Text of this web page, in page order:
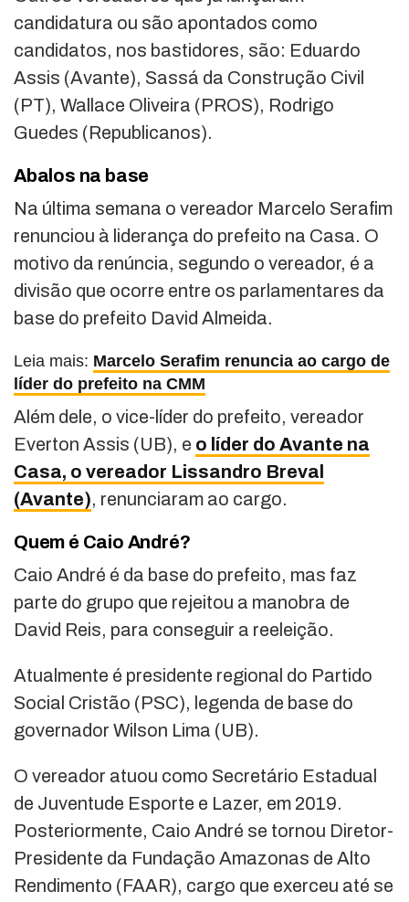
candidatura ou são apontados como
candidatos, nos bastidores, são: Eduardo
Assis (Avante), Sassá da Construção Civil
(PT), Wallace Oliveira (PROS), Rodrigo
Guedes (Republicanos).
Abalos na base
Na última semana o vereador Marcelo Serafim
renunciou à liderança do prefeito na Casa. O
motivo da renúncia, segundo o vereador, é a
divisão que ocorre entre os parlamentares da
base do prefeito David Almeida.
Leia mais: Marcelo Serafim renuncia ao cargo de
líder do prefeito na CMM
Além dele, o vice-líder do prefeito, vereador
Everton Assis (UB), e o líder do Avante na
Casa, o vereador Lissandro Breval
(Avante), renunciaram ao cargo.
Quem é Caio André?
Caio André é da base do prefeito, mas faz
parte do grupo que rejeitou a manobra de
David Reis, para conseguir a reeleição.
Atualmente é presidente regional do Partido
Social Cristão (PSC), legenda de base do
governador Wilson Lima (UB).
O vereador atuou como Secretário Estadual
de Juventude Esporte e Lazer, em 2019.
Posteriormente, Caio André se tornou Diretor-
Presidente da Fundação Amazonas de Alto
Rendimento (FAAR), cargo que exerceu até se